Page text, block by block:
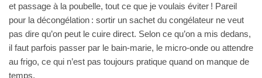
et passage à la poubelle, tout ce que je voulais éviter ! Pareil
pour la décongélation : sortir un sachet du congélateur ne veut
pas dire qu’on peut le cuire direct. Selon ce qu’on a mis dedans,
il faut parfois passer par le bain-marie, le micro-onde ou attendre
au frigo, ce qui n’est pas toujours pratique quand on manque de
temps.